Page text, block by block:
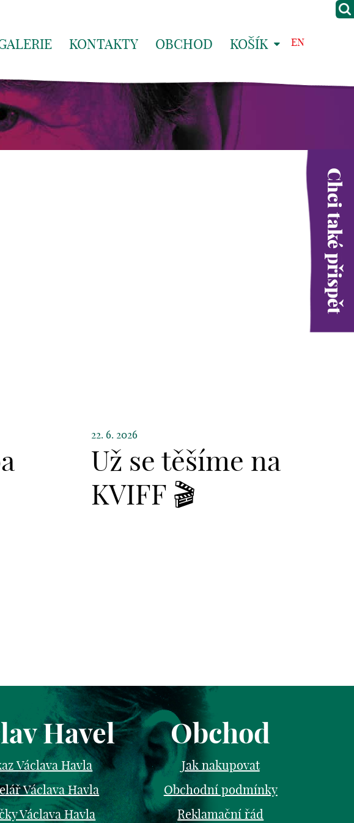
KONTAKTY OBCHOD KOŠÍK EN
Chci také přispět
22. 6. 2026
Už se těšíme na
KVIFF 🎬
Havel
Václava Havla
Václava Havla
Václava Havla
Obchod
Jak nakupovat
Obchodní podmínky
Reklamační řád